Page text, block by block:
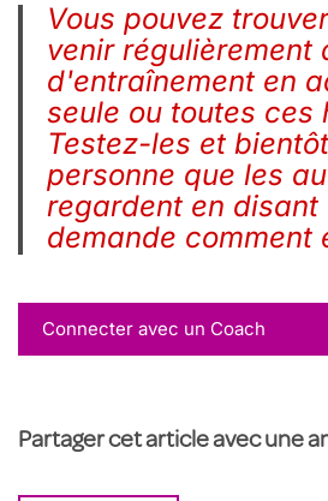
Vous pouvez
venir régulièrement
d'entraînement en
seule ou toutes ces
Testez-les et
personne que les
regardent en disant
demande comment
Connecter avec un Coach
Partager cet article avec une